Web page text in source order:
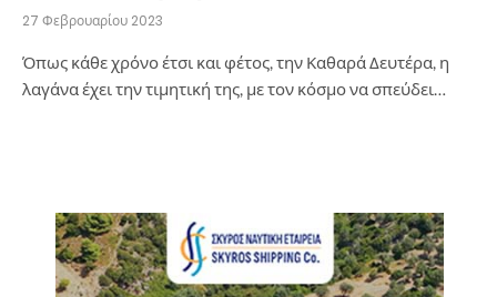
27 Φεβρουαρίου 2023
Όπως κάθε χρόνο έτσι και φέτος, την Καθαρά Δευτέρα, η
λαγάνα έχει την τιμητική της, με τον κόσμο να σπεύδει…